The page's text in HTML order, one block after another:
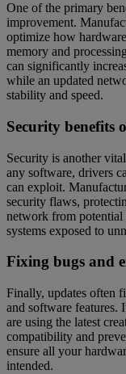
One of the primary
improvement.
optimize how
memory and
can significantly
while an updated
stability and speed.
Security benefits
Security is another
any software, drivers
can exploit.
security flaws,
network from potential
systems exposed to
Fixing bugs and
Finally, updates often
and software features.
are using the latest
compatibility and
ensure all your
intended.